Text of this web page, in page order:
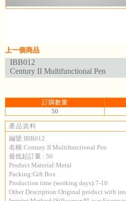
上一個商品
IBB012
Century II Multifunctional Pen
訂購數量
50
產品資料
編號:IBB012
名稱:Century II Multifunctional Pen
最低起訂量 : 50
Product Material:Metal
Packing:Gift Box
Production time (working days):7-10
Other Description:Original product with